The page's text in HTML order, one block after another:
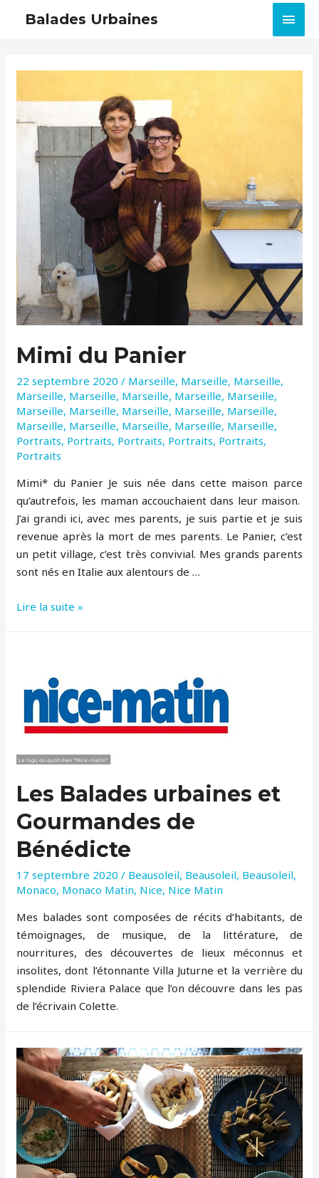
Balades Urbaines
Mimi du Panier
22 septembre 2020 / Marseille, Marseille, Marseille,
Marseille, Marseille, Marseille, Marseille, Marseille,
Marseille, Marseille, Marseille, Marseille, Marseille,
Marseille, Marseille, Marseille, Marseille, Marseille,
Portraits, Portraits, Portraits, Portraits, Portraits,
Portraits
Mimi* du Panier Je suis née dans cette maison parce
qu’autrefois, les maman accouchaient dans leur maison.
J’ai grandi ici, avec mes parents, je suis partie et je suis
revenue après la mort de mes parents. Le Panier, c’est
un petit village, c’est très convivial. Mes grands parents
sont nés en Italie aux alentours de …
Mimi
Lire la suite »
Les Balades urbaines et
Gourmandes de
Bénédicte
17 septembre 2020 / Beausoleil, Beausoleil, Beausoleil,
Monaco, Monaco Matin, Nice, Nice Matin
Mes balades sont composées de récits d’habitants, de
témoignages, de musique, de la littérature, de
nourritures, des découvertes de lieux méconnus et
insolites, dont l’étonnante Villa Juturne et la verrière du
splendide Riviera Palace que l’on découvre dans les pas
de l’écrivain Colette.